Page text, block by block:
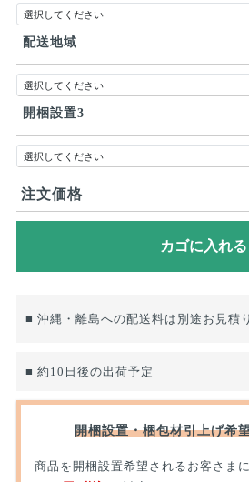
配送地域
開梱設置3
注文価格
■ 沖縄・離島への配送料は別途お見積
■ 約10日後の出荷予定
開梱設置・梱包材引上げ希
商品を開梱設置希望されるお客さま